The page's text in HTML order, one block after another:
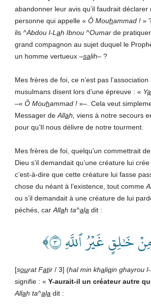
abandonner leur avis qu’il faudrait
personne qui appelle « Ô Mouhammad ! »
ils ^Abdou l-L ah Ibnou ^Oumar de
grand compagnon au sujet duquel le
un homme vertueux –salih– ?
Mes frères de foi, ce n’est pas l’association
musulmans disent lors d’une épreuve : « Ya
–« Ô Mouhammad ! »–. Cela veut
Messager de Allah, viens à notre secours
pour qu’Il nous délivre de notre tourment.
Mes frères de foi, quelqu’un commettrait de
Dieu s’il demandait qu’une créature lui
c’est-à-dire que cette créature lui fasse
chose du néant à l’existence, tout comme
ou s’il demandait à une créature de lui
péchés, car Allah ta^ala dit :
خَٰلِقٍ غَيۡرُ ٱللَّهِ ٣﴾
[sourat Fatir / 3] (hal min khaliqin ghayrou l-
signifie : « Y-aurait-il un créateur autre
Allah ta^ala dit :